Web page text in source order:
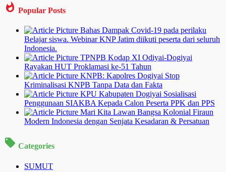
Popular Posts
Bahas Dampak Covid-19 pada perilaku
Belajar siswa. Webinar KNP Jatim diikuti peserta dari seluruh
Indonesia.
TPNPB Kodap XI Odiyai-Dogiyai
Rayakan HUT Proklamasi ke-51 Tahun
KNPB: Kapolres Dogiyai Stop
Kriminalisasi KNPB Tanpa Data dan Fakta
KPU Kabupaten Dogiyai Sosialisasi
Penggunaan SIAKBA Kepada Calon Peserta PPK dan PPS
Mari Kita Lawan Bangsa Kolonial Firaun
Modern Indonesia dengan Senjata Kesadaran & Persatuan
Categories
SUMUT